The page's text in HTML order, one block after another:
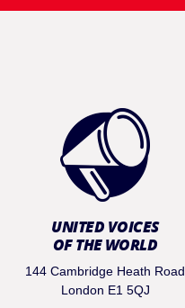
UNITED VOICES
OF THE WORLD
144 Cambridge Heath Road
London E1 5QJ